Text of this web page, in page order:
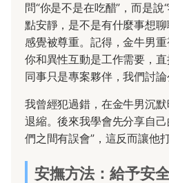
問“你是不是在吃醋”，而是
點安靜，是不是有什麼事想
感覺被尊重。記得，金牛男
你和異性互動是工作需要，
同事只是專案夥伴，我們討論
我曾經犯過錯，在金牛男沉
退縮。後來我學會先分享自
們之間有誤會”，這反而讓他
安撫方法：給予安